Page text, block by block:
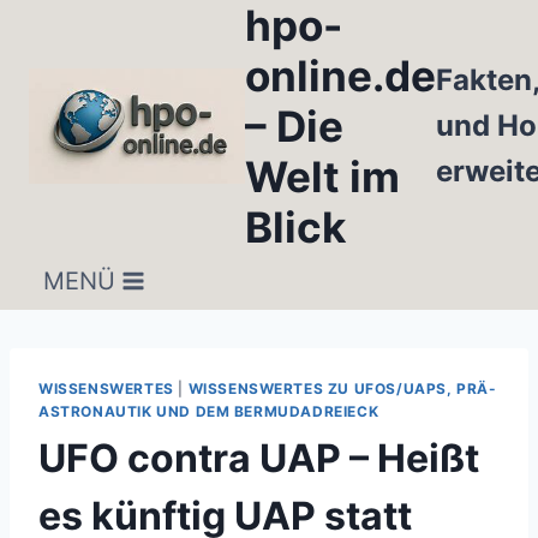
hpo-
online.de
– Die
Welt im
Blick
und
MENÜ
WISSENSWERTES
WISSENSWERTES ZU UFOS/UAPS, PRÄ-
ASTRONAUTIK UND DEM BERMUDADREIECK
UFO contra UAP – Heißt
es künftig UAP statt